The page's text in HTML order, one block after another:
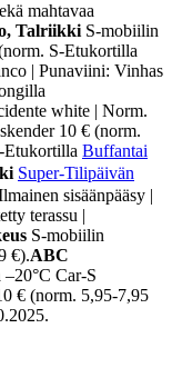
mahtavaa
Talriikki S-mobiilin
S-Etukortilla
| Punaviini: Vinhas
white | Norm.
10 € (norm.
Etukortilla Buffantai
Super-Tilipäivän
sisäänpääsy |
terassu |
S-mobiilin
€).ABC
Car-S
€ (norm. 5,95-7,95